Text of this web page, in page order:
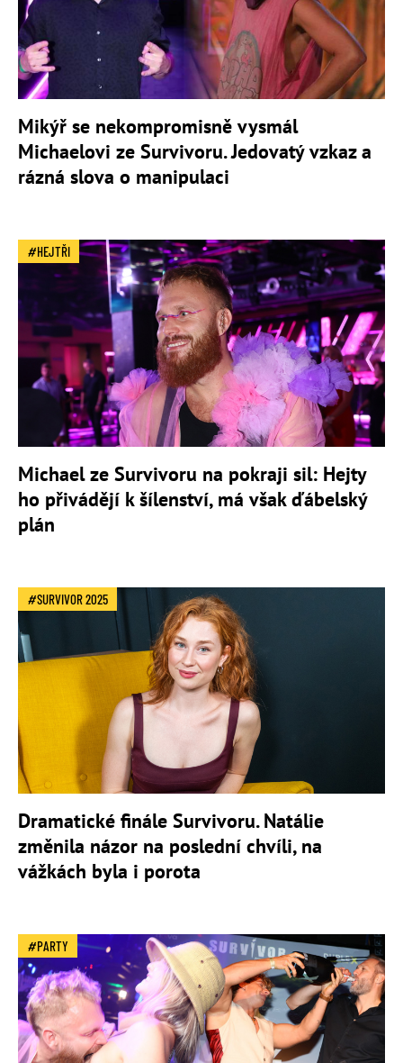
Mikýř se nekompromisně vysmál
Michaelovi ze Survivoru. Jedovatý vzkaz a
rázná slova o manipulaci
HEJTŘI
Michael ze Survivoru na pokraji sil: Hejty
ho přivádějí k šílenství, má však ďábelský
plán
SURVIVOR 2025
Dramatické finále Survivoru. Natálie
změnila názor na poslední chvíli, na
vážkách byla i porota
PARTY